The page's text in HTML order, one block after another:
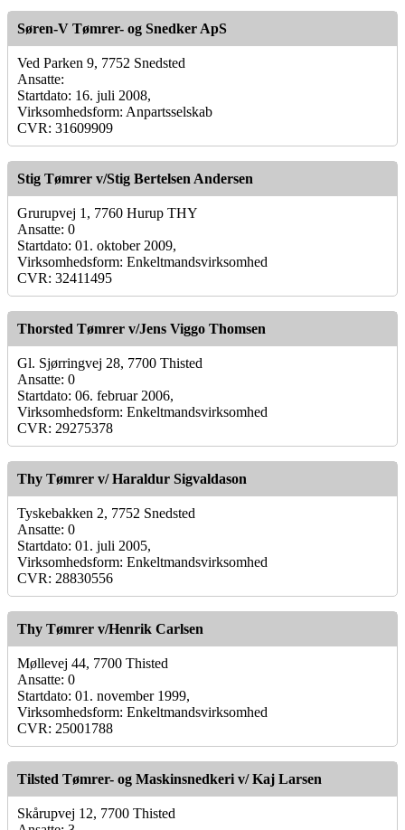
Søren-V Tømrer- og Snedker ApS
Ved Parken 9, 7752 Snedsted
Ansatte:
Startdato: 16. juli 2008,
Virksomhedsform: Anpartsselskab
CVR: 31609909
Stig Tømrer v/Stig Bertelsen Andersen
Grurupvej 1, 7760 Hurup THY
Ansatte: 0
Startdato: 01. oktober 2009,
Virksomhedsform: Enkeltmandsvirksomhed
CVR: 32411495
Thorsted Tømrer v/Jens Viggo Thomsen
Gl. Sjørringvej 28, 7700 Thisted
Ansatte: 0
Startdato: 06. februar 2006,
Virksomhedsform: Enkeltmandsvirksomhed
CVR: 29275378
Thy Tømrer v/ Haraldur Sigvaldason
Tyskebakken 2, 7752 Snedsted
Ansatte: 0
Startdato: 01. juli 2005,
Virksomhedsform: Enkeltmandsvirksomhed
CVR: 28830556
Thy Tømrer v/Henrik Carlsen
Møllevej 44, 7700 Thisted
Ansatte: 0
Startdato: 01. november 1999,
Virksomhedsform: Enkeltmandsvirksomhed
CVR: 25001788
Tilsted Tømrer- og Maskinsnedkeri v/ Kaj Larsen
Skårupvej 12, 7700 Thisted